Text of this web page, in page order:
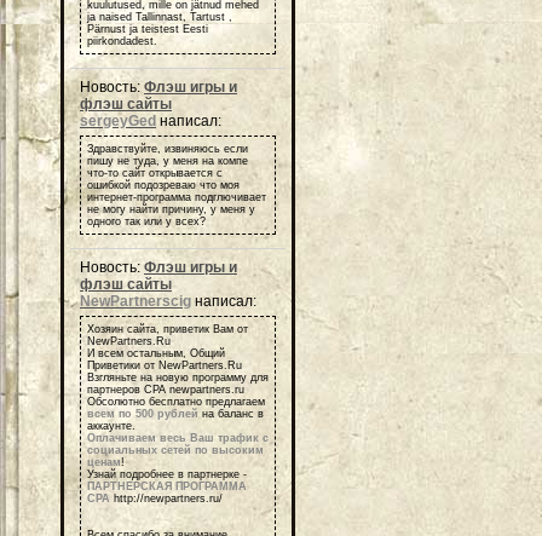
kuulutused, mille on jätnud mehed
ja naised Tallinnast, Tartust ,
Pärnust ja teistest Eesti
piirkondadest.
Новость: Флэш игры и
флэш сайты
sergeyGed написал:
Здравствуйте, извиняюсь если
пишу не туда, у меня на компе
что-то сайт открывается с
ошибкой подозреваю что моя
интернет-программа подглючивает
не могу найти причину, у меня у
одного так или у всех?
Новость: Флэш игры и
флэш сайты
NewPartnerscig написал:
Хозяин сайта, приветик Вам от
NewPartners.Ru
И всем остальным, Общий
Приветики от NewPartners.Ru
Взгляньте на новую программу для
партнеров СРА newpartners.ru
Обсолютно бесплатно предлагаем
всем по 500 рублей на баланс в
аккаунте.
Оплачиваем весь Ваш трафик с
социальных сетей по высоким
ценам!
Узнай подробнее в партнерке -
ПАРТНЕРСКАЯ ПРОГРАММА
СРА http://newpartners.ru/